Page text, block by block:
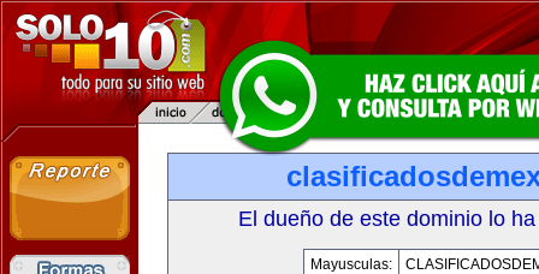
El dueño de este dominio lo
Mayusculas: